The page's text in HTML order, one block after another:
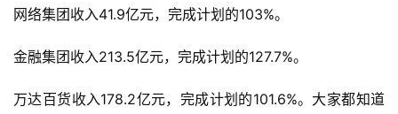
网络集团收入41.9亿元，完成计划的103%。
金融集团收入213.5亿元，完成计划的127.7%。
万达百货收入178.2亿元，完成计划的101.6%。大家都知道